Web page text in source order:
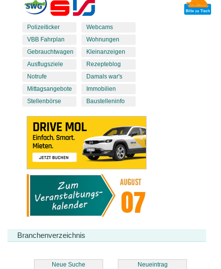
Polizeiticker
VBB Fahrplan
Gebrauchtwagen
Ausflugsziele
Notrufe
Mittagsangebote
Stellenbörse
Webcams
Wohnungen
Kleinanzeigen
Rezepteblog
Damals war's
Immobilien
Baustelleninfo
Branchenverzeichnis
Neue Suche Neueintrag